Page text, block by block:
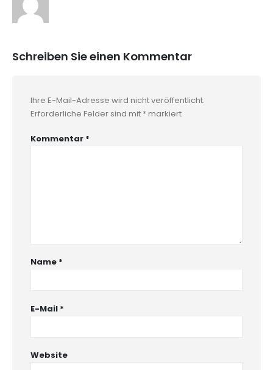
Schreiben Sie einen Kommentar
Ihre E-Mail-Adresse wird nicht veröffentlicht.
Erforderliche Felder sind mit *markiert
Kommentar *
Name *
E-Mail *
Website